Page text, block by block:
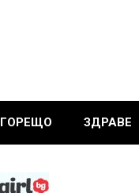
ГОРЕЩО ЗДРАВЕ